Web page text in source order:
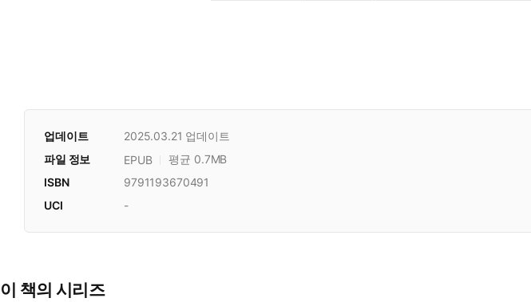
업데이트 2025.03.21 업데이트
파일 정보 EPUB
평균 0.7MB
ISBN
9791193670491
UCI
-
이 책의 시리즈